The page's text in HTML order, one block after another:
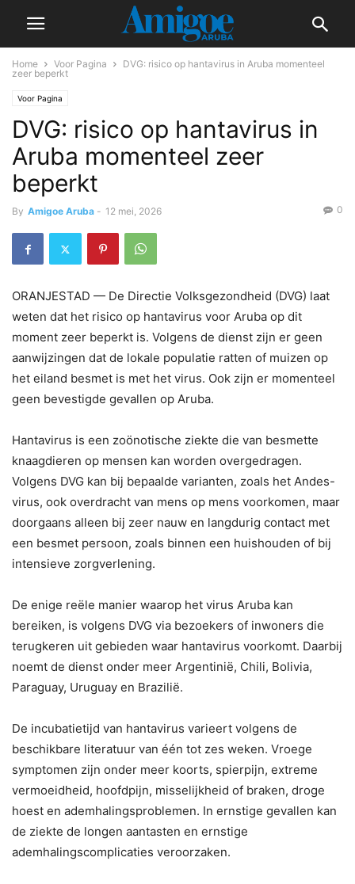
Home Voor Pagina
DVG: risico op hantavirus in Aruba momenteel
zeer beperkt
Voor Pagina
DVG: risico op hantavirus in
Aruba momenteel zeer
beperkt
By Amigoe Aruba - 12 mei, 2026 0
ORANJESTAD — De Directie Volksgezondheid (DVG) laat
weten dat het risico op hantavirus voor Aruba op dit
moment zeer beperkt is. Volgens de dienst zijn er geen
aanwijzingen dat de lokale populatie ratten of muizen op
het eiland besmet is met het virus. Ook zijn er momenteel
geen bevestigde gevallen op Aruba.
Hantavirus is een zoönotische ziekte die van besmette
knaagdieren op mensen kan worden overgedragen.
Volgens DVG kan bij bepaalde varianten, zoals het Andes-
virus, ook overdracht van mens op mens voorkomen, maar
doorgaans alleen bij zeer nauw en langdurig contact met
een besmet persoon, zoals binnen een huishouden of bij
intensieve zorgverlening.
De enige reële manier waarop het virus Aruba kan
bereiken, is volgens DVG via bezoekers of inwoners die
terugkeren uit gebieden waar hantavirus voorkomt. Daarbij
noemt de dienst onder meer Argentinië, Chili, Bolivia,
Paraguay, Uruguay en Brazilië.
De incubatietijd van hantavirus varieert volgens de
beschikbare literatuur van één tot zes weken. Vroege
symptomen zijn onder meer koorts, spierpijn, extreme
vermoeidheid, hoofdpijn, misselijkheid of braken, droge
hoest en ademhalingsproblemen. In ernstige gevallen kan
de ziekte de longen aantasten en ernstige
ademhalingscomplicaties veroorzaken.